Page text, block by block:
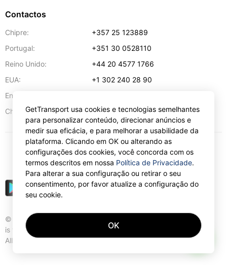
Contactos
Chipre:
+357 25 123889
Portugal:
+351 30 0528110
Reino Unido:
+44 20 4577 1766
EUA:
+1 302 240 28 90
Endereço de e-mail:
Chipre:
57 Spyrou Kyprianou,Lárnaca 6051
© Gettransport International Limited. GetTransport®
is trademark of Gettransport International Limited.
All rights reserved.
EUR
GetTransport usa cookies e tecnologias semelhantes
para personalizar conteúdo, direcionar anúncios e
medir sua eficácia, e para melhorar a usabilidade da
plataforma. Clicando em OK ou alterando as
configurações dos cookies, você concorda com os
termos descritos em nossa Política de Privacidade.
Para alterar a sua configuração ou retirar o seu
consentimento, por favor atualize a configuração do
seu cookie.
OK
AI